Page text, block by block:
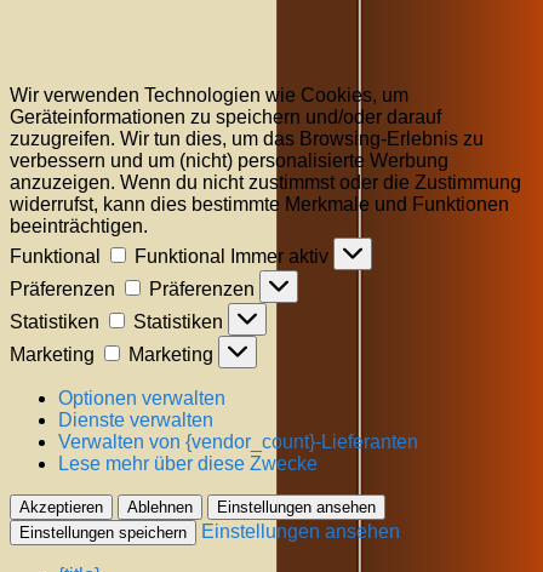
Wir verwenden Technologien wie Cookies, um
Geräteinformationen zu speichern und/oder darauf
zuzugreifen. Wir tun dies, um das Browsing-Erlebnis zu
verbessern und um (nicht) personalisierte Werbung
anzuzeigen. Wenn du nicht zustimmst oder die Zustimmung
widerrufst, kann dies bestimmte Merkmale und Funktionen
beeinträchtigen.
Funktional
Funktional
Immer aktiv
Präferenzen
Präferenzen
Statistiken
Statistiken
Marketing
Marketing
Optionen verwalten
Dienste verwalten
Verwalten von {vendor_count}-Lieferanten
Lese mehr über diese Zwecke
Akzeptieren Ablehnen
Einstellungen ansehen
Einstellungen speichern
Einstellungen ansehen